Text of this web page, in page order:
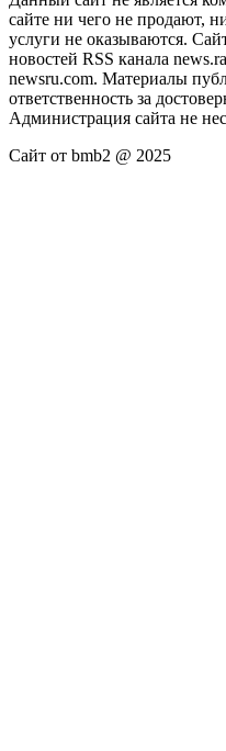
сайте ни чего не продают,
услуги не оказываются.
новостей RSS канала
newsru.com. Материалы
ответственность за
Администрация сайта не
Сайт от bmb2 @ 2025